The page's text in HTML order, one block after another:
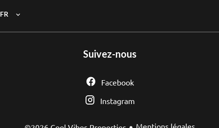
FR
Suivez-nous
Facebook
Instagram